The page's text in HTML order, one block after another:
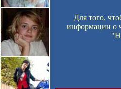
Для того,
информации о